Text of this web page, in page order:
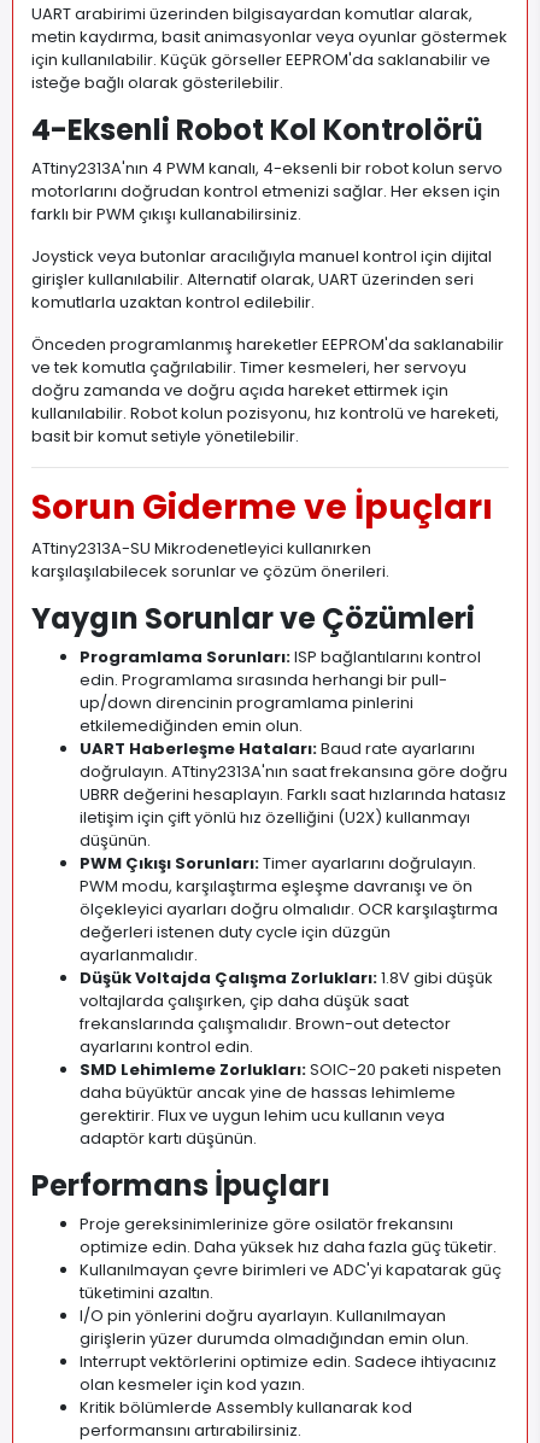
UART arabirimi üzerinden bilgisayardan komutlar alarak,
metin kaydırma, basit animasyonlar veya oyunlar göstermek
için kullanılabilir. Küçük görseller EEPROM'da saklanabilir ve
isteğe bağlı olarak gösterilebilir.
4-Eksenli Robot Kol Kontrolörü
ATtiny2313A'nın 4 PWM kanalı, 4-eksenli bir robot kolun servo
motorlarını doğrudan kontrol etmenizi sağlar. Her eksen için
farklı bir PWM çıkışı kullanabilirsiniz.
Joystick veya butonlar aracılığıyla manuel kontrol için dijital
girişler kullanılabilir. Alternatif olarak, UART üzerinden seri
komutlarla uzaktan kontrol edilebilir.
Önceden programlanmış hareketler EEPROM'da saklanabilir
ve tek komutla çağrılabilir. Timer kesmeleri, her servoyu
doğru zamanda ve doğru açıda hareket ettirmek için
kullanılabilir. Robot kolun pozisyonu, hız kontrolü ve hareketi,
basit bir komut setiyle yönetilebilir.
Sorun Giderme ve İpuçları
ATtiny2313A-SU Mikrodenetleyici kullanırken
karşılaşılabilecek sorunlar ve çözüm önerileri.
Yaygın Sorunlar ve Çözümleri
Programlama Sorunları:ISP bağlantılarını kontrol
edin. Programlama sırasında herhangi bir pull-
up/down direncinin programlama pinlerini
etkilemediğinden emin olun.
UART Haberleşme Hataları:Baud rate ayarlarını
doğrulayın. ATtiny2313A'nın saat frekansına göre doğru
UBRR değerini hesaplayın. Farklı saat hızlarında hatasız
iletişim için çift yönlü hız özelliğini (U2X) kullanmayı
düşünün.
PWM Çıkışı Sorunları:Timer ayarlarını doğrulayın.
PWM modu, karşılaştırma eşleşme davranışı ve ön
ölçekleyici ayarları doğru olmalıdır. OCR karşılaştırma
değerleri istenen duty cycle için düzgün
ayarlanmalıdır.
Düşük Voltajda Çalışma Zorlukları:1.8V gibi düşük
voltajlarda çalışırken, çip daha düşük saat
frekanslarında çalışmalıdır. Brown-out detector
ayarlarını kontrol edin.
SMD Lehimleme Zorlukları:SOIC-20 paketi nispeten
daha büyüktür ancak yine de hassas lehimleme
gerektirir. Flux ve uygun lehim ucu kullanın veya
adaptör kartı düşünün.
Performans İpuçları
Proje gereksinimlerinize göre osilatör frekansını
optimize edin. Daha yüksek hız daha fazla güç tüketir.
Kullanılmayan çevre birimleri ve ADC'yi kapatarak güç
tüketimini azaltın.
I/O pin yönlerini doğru ayarlayın. Kullanılmayan
girişlerin yüzer durumda olmadığından emin olun.
Interrupt vektörlerini optimize edin. Sadece ihtiyacınız
olan kesmeler için kod yazın.
Kritik bölümlerde Assembly kullanarak kod
performansını artırabilirsiniz.